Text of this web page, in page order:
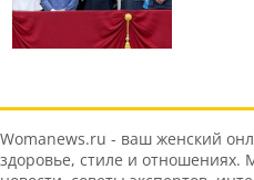
Womanews.ru - ваш женский
здоровье, стиле и